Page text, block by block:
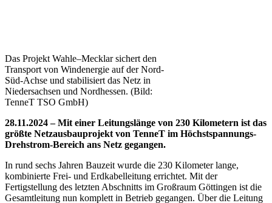
Das Projekt Wahle–Mecklar sichert den
Transport von Windenergie auf der Nord-
Süd-Achse und stabilisiert das Netz in
Niedersachsen und Nordhessen. (Bild:
TenneT TSO GmbH)
28.11.2024 – Mit einer Leitungslänge von 230 Kilometern ist das
größte Netzausbauprojekt von TenneT im Höchstspannungs-
Drehstrom-Bereich ans Netz gegangen.
In rund sechs Jahren Bauzeit wurde die 230 Kilometer lange,
kombinierte Frei- und Erdkabelleitung errichtet. Mit der
Fertigstellung des letzten Abschnitts im Großraum Göttingen ist die
Gesamtleitung nun komplett in Betrieb gegangen. Über die Leitung